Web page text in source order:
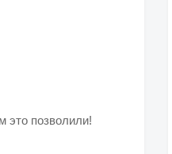
это позволили!